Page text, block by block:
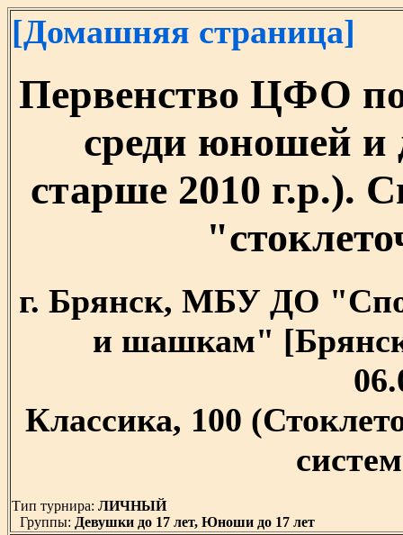
[Домашняя страница]
Первенство ЦФО
среди юношей и
старше 2010 г.р.).
г. Брянск, МБУ ДО
и шашкам"
Классика, 100
Тип турнира: ЛИЧНЫЙ
Группы: Девушки до 17 лет, Юноши до 17 лет